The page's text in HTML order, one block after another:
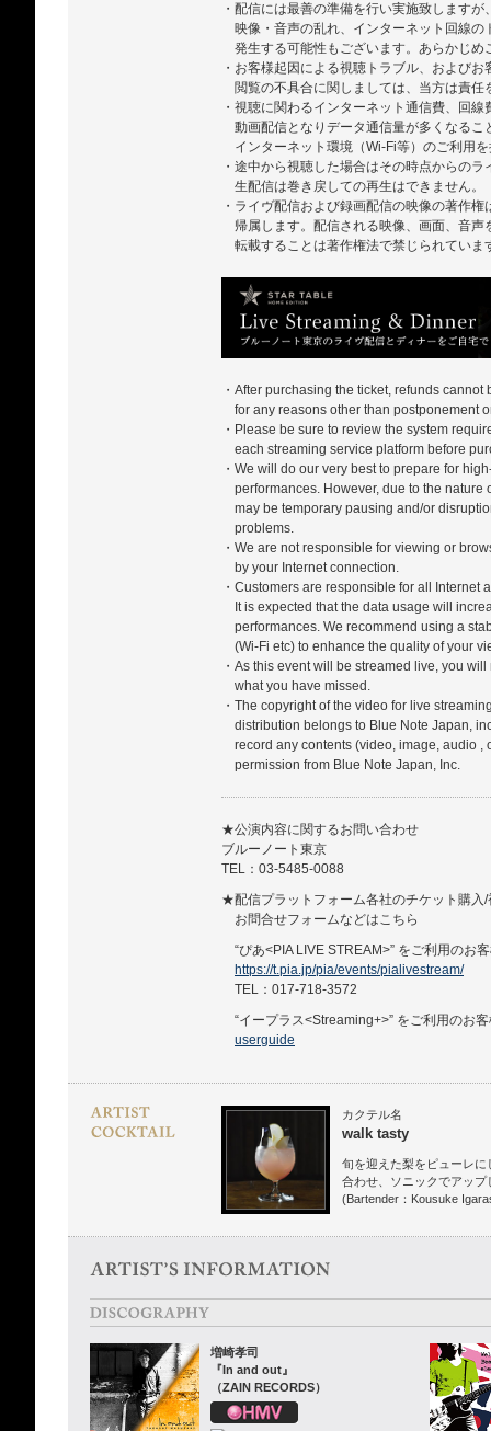
・配信には最善の準備を行い実施致します
映像・音声の乱れ、インターネット回線
発生する可能性もございます。あらかじめ
・お客様起因による視聴トラブル、および
閲覧の不具合に関しましては、当方は責任
・視聴に関わるインターネット通信費、回
動画配信となりデータ通信量が多くなるこ
インターネット環境（Wi-Fi等）のご利用
・途中から視聴した場合はその時点からのラ
生配信は巻き戻しての再生はできません。
・ライヴ配信および録画配信の映像の著作
帰属します。配信される映像、画面、音
転載することは著作権法で禁じられていま
・After purchasing the ticket, refunds cannot
for any reasons other than postponement
・Please be sure to review the system
each streaming service platform before
・We will do our very best to prepare for
performances. However, due to the nature
may be temporary pausing and/or
problems.
・We are not responsible for viewing or
by your Internet connection.
・Customers are responsible for all Internet
It is expected that the data usage will
performances. We recommend using a
(Wi-Fi etc) to enhance the quality of your
・As this event will be streamed live, you
what you have missed.
・The copyright of the video for live
distribution belongs to Blue Note Japan,
record any contents (video, image, audio
permission from Blue Note Japan, Inc.
★公演内容に関するお問い合わせ
ブルーノート東京
TEL：03-5485-0088
★配信プラットフォーム各社のチケット購入/
お問合せフォームなどはこちら
“ぴあ<PIA LIVE STREAM>” をご利用のお
https://t.pia.jp/pia/events/pialivestream/
TEL：017-718-3572
“イープラス<Streaming+>” をご利用のお
userguide
カクテル名
walk tasty
旬を迎えた梨をピューレ
合わせ、ソニックでアッ
(Bartender：Kousuke
増崎孝司
『In and out』
（ZAIN RECORDS）